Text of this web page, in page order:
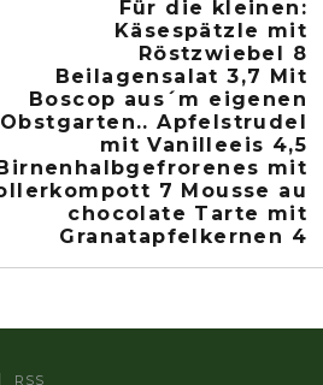
Für die kleinen:
Käsespätzle mit
Röstzwiebel 8
Beilagensalat 3,7 Mit
Boscop aus´m eigenen
Obstgarten.. Apfelstrudel
mit Vanilleeis 4,5
Birnenhalbgefrorenes mit
7 Mousse au
chocolate Tarte mit
Granatapfelkernen 4
RSS